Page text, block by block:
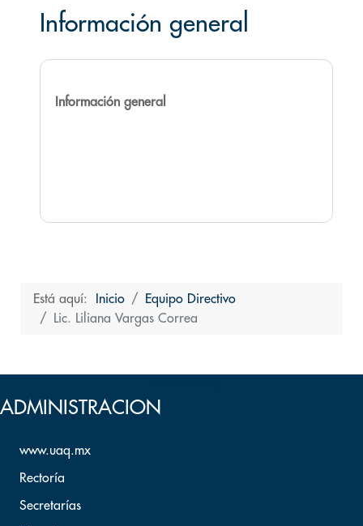
Información general
Información general
Está aquí: Inicio
Equipo Directivo
Lic. Liliana Vargas Correa
ADMINISTRACION
www.uaq.mx
Rectoría
Secretarías